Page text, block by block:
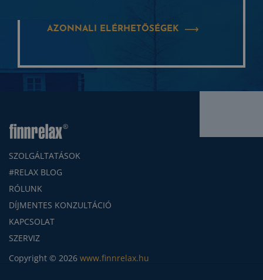
AZONNALI ELÉRHETŐSÉGEK
SZOLGÁLTATÁSOK
#RELAX BLOG
RÓLUNK
DÍJMENTES KONZULTÁCIÓ
KAPCSOLAT
SZERVIZ
Copyright © 2026 www.finnrelax.hu